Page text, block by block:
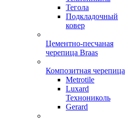
Тегола
Подкладочный
ковер
Цементно-песчаная
черепица Braas
Композитная черепица
Metrotile
Luxard
Технониколь
Gerard